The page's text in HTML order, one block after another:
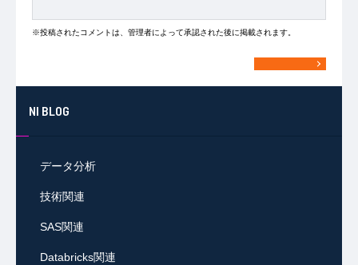
※投稿されたコメントは、管理者によって承認された後に掲載されます。
NI BLOG
データ分析
技術関連
SAS関連
Databricks関連